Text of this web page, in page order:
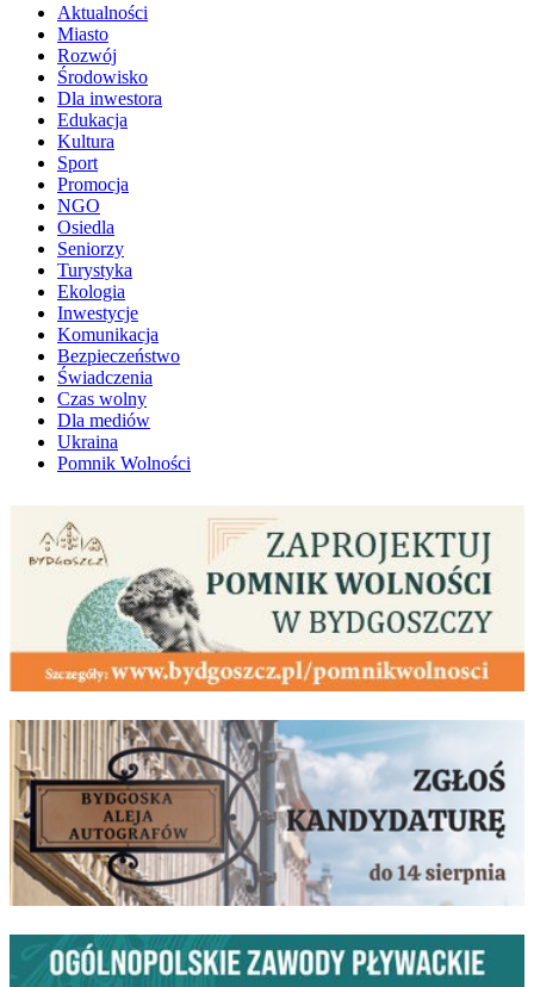
Aktualności
Miasto
Rozwój
Środowisko
Dla inwestora
Edukacja
Kultura
Sport
Promocja
NGO
Osiedla
Seniorzy
Turystyka
Ekologia
Inwestycje
Komunikacja
Bezpieczeństwo
Świadczenia
Czas wolny
Dla mediów
Ukraina
Pomnik Wolności